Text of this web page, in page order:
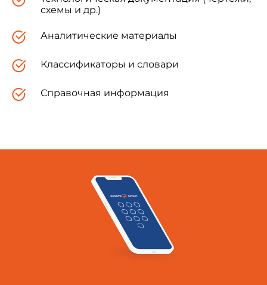
схемы и др.)
Аналитические материалы
Классификаторы и словари
Справочная информация